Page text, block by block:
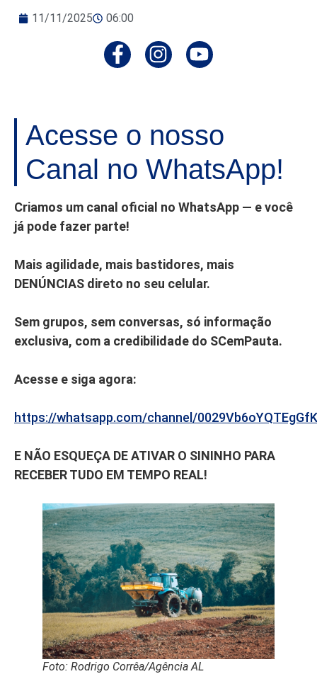
11/11/2025 06:00
Acesse o nosso
Canal no WhatsApp!
Criamos um canal oficial no WhatsApp — e você
já pode fazer parte!
Mais agilidade, mais bastidores, mais
DENÚNCIAS direto no seu celular.
Sem grupos, sem conversas, só informação
exclusiva, com a credibilidade do SCemPauta.
Acesse e siga agora:
https://whatsapp.com/channel/
E NÃO ESQUEÇA DE ATIVAR O SININHO PARA
RECEBER TUDO EM TEMPO REAL!
Foto: Rodrigo Corrêa/Agência AL